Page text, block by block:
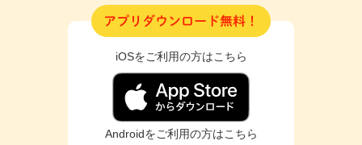
アプリダウンロード無料！
iOSをご利用の方はこちら
Androidをご利用の方はこちら